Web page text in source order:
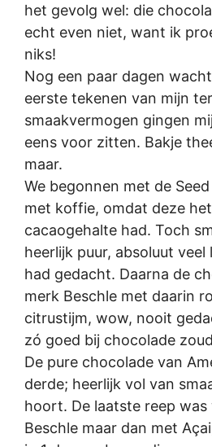
het gevolg wel: die
echt even niet, want ik
niks!
Nog een paar dagen
eerste tekenen van mijn
smaakvermogen gingen
eens voor zitten. Bakje
maar.
We begonnen met de
met koffie, omdat deze
cacaogehalte had. Toch
heerlijk puur, absoluut veel
had gedacht. Daarna de
merk Beschle met daarin
citrustijm, wow, nooit
zó goed bij chocolade
De pure chocolade van
derde; heerlijk vol van
hoort. De laatste reep was
Beschle maar dan met